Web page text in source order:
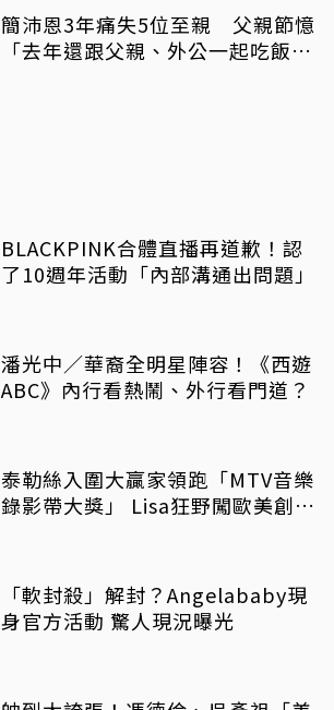
簡沛恩3年痛失5位至親 父親節憶
「去年還跟父親、外公一起吃飯聊
BLACKPINK合體直播再道歉！認
了10週年活動「內部溝通出問題」
潘光中／華裔全明星陣容！《西遊
ABC》內行看熱鬧、外行看門道？
泰勒絲入圍大贏家領跑「MTV音樂
錄影帶大獎」 Lisa狂野闖歐美創佳
「軟封殺」解封？Angelababy現
身官方活動 驚人現況曝光